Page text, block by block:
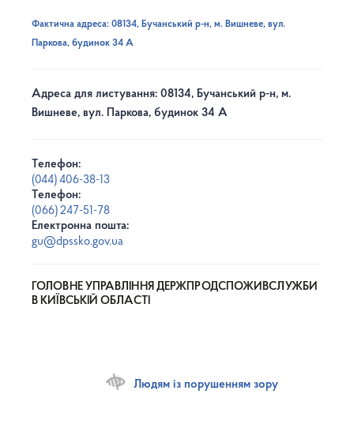
Фактична адреса: 08134, Бучанський р-н, м. Вишневе, вул.
Паркова, будинок 34 А
Адреса для листування: 08134, Бучанський р-н, м.
Вишневе, вул. Паркова, будинок 34 А
Телефон:
(044) 406-38-13
Телефон:
(066) 247-51-78
Електронна пошта:
gu@dpssko.gov.ua
ГОЛОВНЕ УПРАВЛІННЯ ДЕРЖПРОДСПОЖИВСЛУЖБИ
В КИЇВСЬКІЙ ОБЛАСТІ
Людям із порушенням зору